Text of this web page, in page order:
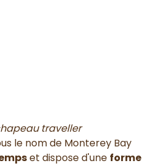
traveller
le nom de Monterey Bay
et dispose d'une forme